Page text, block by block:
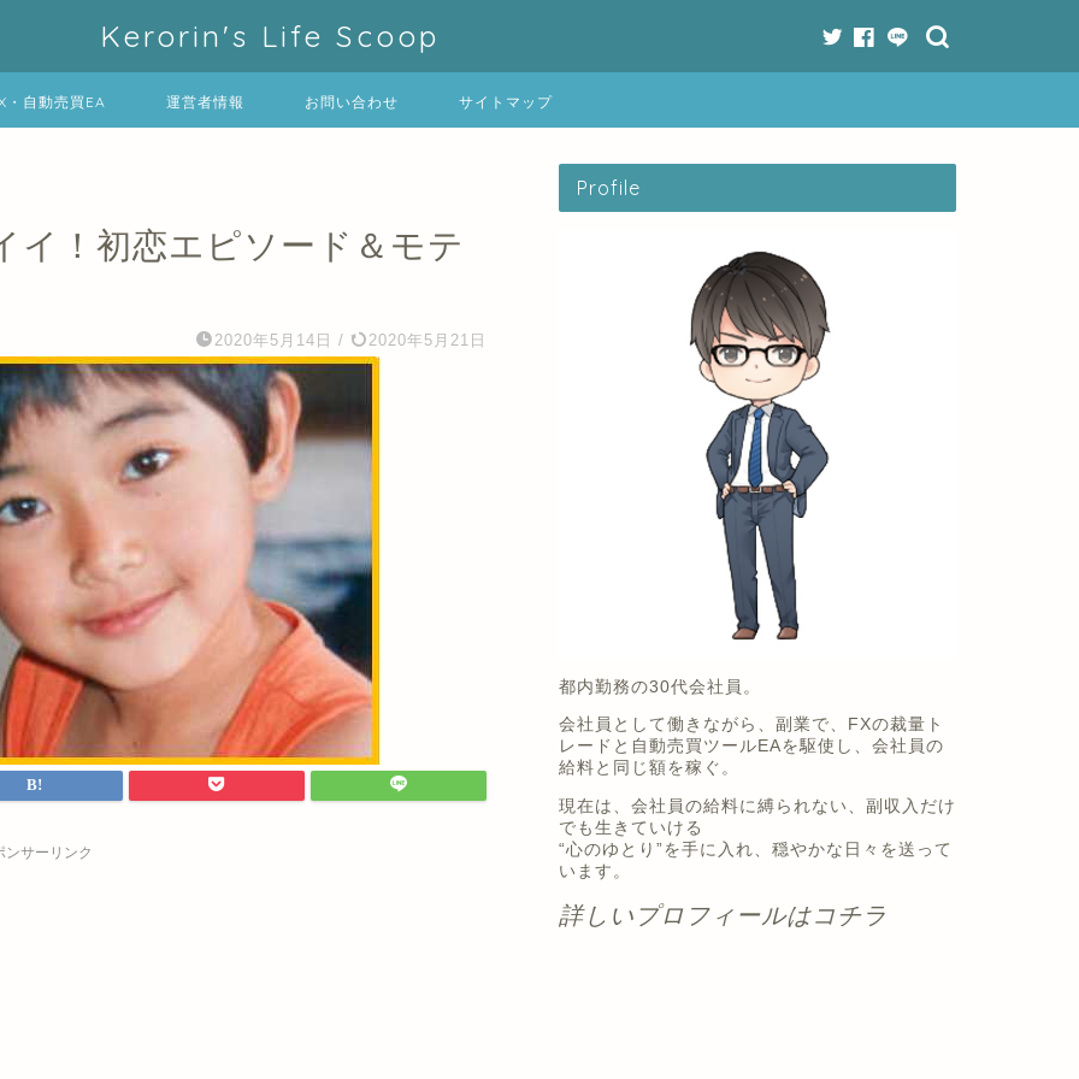
Kerorin's Life Scoop
・自動売買EA 運営者情報 お問い合わせ サイトマップ
イ！初恋エピソード＆モテ
2020年5月14日 / 2020年5月21日
ンサーリンク
Profile
都内勤務の30代会社員。
会社員として働きながら、副業で、FXの裁量ト
レードと自動売買ツールEAを駆使し、会社員の
給料と同じ額を稼ぐ。
現在は、会社員の給料に縛られない、副収入だけ
でも生きていける
“心のゆとり”を手に入れ、穏やかな日々を送って
います。
詳しいプロフィールはコチラ